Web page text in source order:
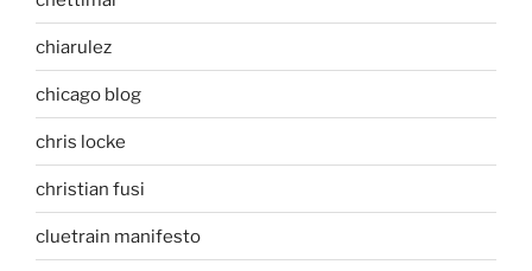
chiarulez
chicago blog
chris locke
christian fusi
cluetrain manifesto